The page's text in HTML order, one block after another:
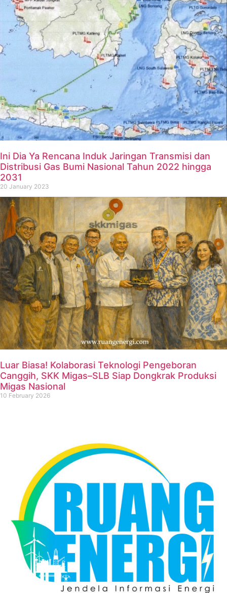
Ini Dia Ya Rencana Induk Jaringan Transmisi dan
Distribusi Gas Bumi Nasional Tahun 2022 hingga
2031
20 January 2023
Luar Biasa! Kolaborasi Teknologi Pengeboran
Canggih, SKK Migas–SLB Siap Dongkrak Produksi
Migas Nasional
10 February 2026